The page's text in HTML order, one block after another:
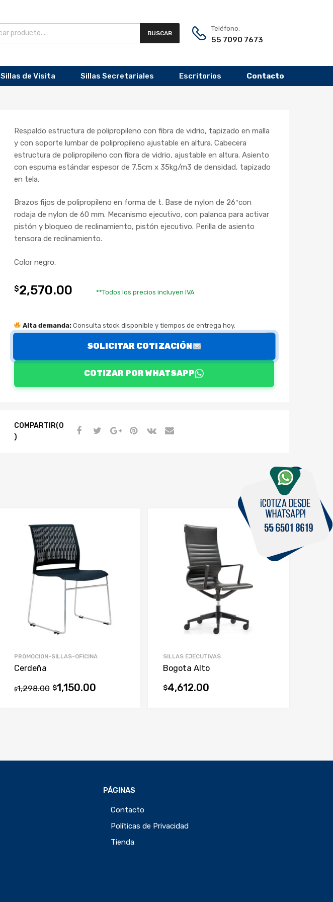
BUSCAR
Teléfono:
55 7090 7673
Sillas de Visita Sillas Secretariales Escritorios Contacto
Respaldo estructura de polipropileno con fibra de vidrio, tapizado en malla
y con soporte lumbar de polipropileno ajustable en altura. Cabecera
estructura de polipropileno con fibra de vidrio, ajustable en altura. Asiento
con espuma estándar espesor de 7.5cm x 35kg/m3 de densidad, tapizado
en tela.
Brazos fijos de polipropileno en forma de t. Base de nylon de 26″con
rodaja de nylon de 60 mm. Mecanismo ejecutivo, con palanca para activar
pistón y bloqueo de reclinamiento, pistón ejecutivo. Perilla de asiento
tensora de reclinamiento.
Color negro.
$2,570.00 **Todos los precios incluyen IVA
Alta demanda: Consulta stock disponible y tiempos de entrega hoy.
SOLICITAR COTIZACIÓN
COTIZAR POR WHATSAPP
COMPARTIR(0
)
PROMOCION-SILLAS-OFICINA
Cerdeña
$1,298.00 $1,150.00
SILLAS EJECUTIVAS
Bogota Alto
$4,612.00
PÁGINAS
Contacto
Políticas de Privacidad
Tienda